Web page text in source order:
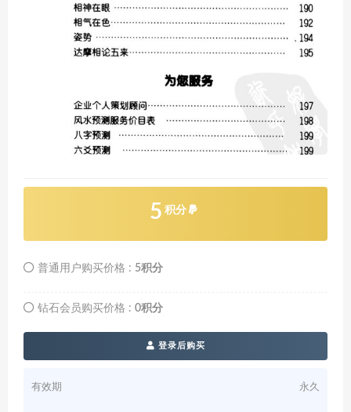
5 积分
普通用户购买价格 : 5积分
钻石会员购买价格 : 0积分
登录后购买
有效期 永久